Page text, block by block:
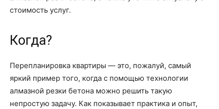
стоимость услуг.
Когда?
Перепланировка квартиры — это, пожалуй, самый
яркий пример того, когда с помощью технологии
алмазной резки бетона можно решить такую
непростую задачу. Как показывает практика и опыт,